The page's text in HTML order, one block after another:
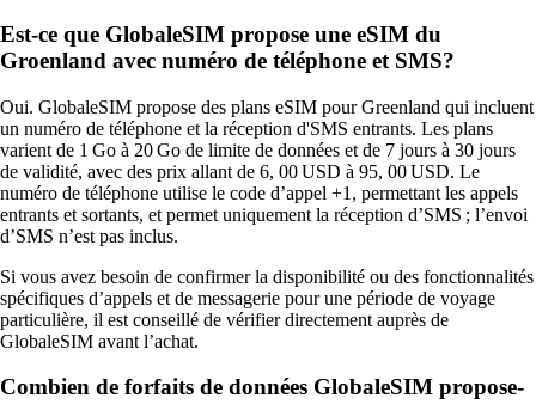
Est-ce que GlobaleSIM propose une eSIM du
Groenland avec numéro de téléphone et SMS?
Oui. GlobaleSIM propose des plans eSIM pour Greenland qui incluent
un numéro de téléphone et la réception d'SMS entrants. Les plans
varient de 1 Go à 20 Go de limite de données et de 7 jours à 30 jours
de validité, avec des prix allant de 6, 00 USD à 95, 00 USD. Le
numéro de téléphone utilise le code d’appel +1, permettant les appels
entrants et sortants, et permet uniquement la réception d’SMS ; l’envoi
d’SMS n’est pas inclus.
Si vous avez besoin de confirmer la disponibilité ou des fonctionnalités
spécifiques d’appels et de messagerie pour une période de voyage
particulière, il est conseillé de vérifier directement auprès de
GlobaleSIM avant l’achat.
Combien de forfaits de données GlobaleSIM propose-